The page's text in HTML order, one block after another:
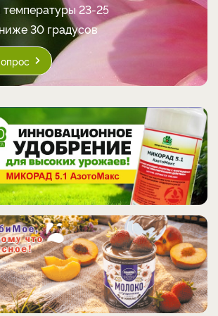
температуры 23-25
30 градусов